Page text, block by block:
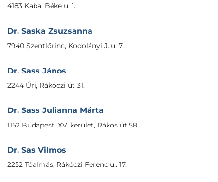
4183 Kaba, Béke u. 1.
Dr. Saska Zsuzsanna
7940 Szentlőrinc, Kodolányi J. u. 7.
Dr. Sass János
2244 Úri, Rákóczi út 31.
Dr. Sass Julianna Márta
1152 Budapest, XV. kerület, Rákos út 58.
Dr. Sas Vilmos
2252 Tóalmás, Rákóczi Ferenc u.. 17.